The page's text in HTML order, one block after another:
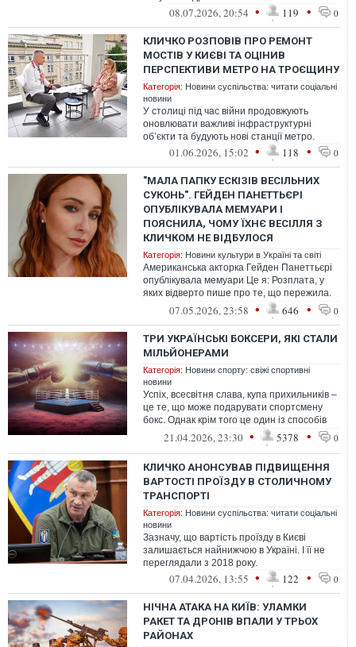
08.07.2026, 20:54 • 119 • 0
КЛИЧКО РОЗПОВІВ ПРО РЕМОНТ
МОСТІВ У КИЄВІ ТА ОЦІНИВ
ПЕРСПЕКТИВИ МЕТРО НА ТРОЄЩИНУ
Категорія: Новини суспільства: читати соціальні
новини
У столиці під час війни продовжують
оновлювати важливі інфраструктурні
об’єкти та будують нові станції метро.
01.06.2026, 15:02 • 118 • 0
"МАЛА ПАПКУ ЕСКІЗІВ ВЕСІЛЬНИХ
СУКОНЬ". ГЕЙДЕН ПАНЕТТЬЄРІ
ОПУБЛІКУВАЛА МЕМУАРИ І
ПОЯСНИЛА, ЧОМУ ЇХНЄ ВЕСІЛЛЯ З
КЛИЧКОМ НЕ ВІДБУЛОСЯ
Категорія: Новини культури в Україні та світі
Американська акторка Гейден Панеттьєрі
опублікувала мемуари Це я: Розплата, у
яких відверто пише про те, що пережила.
Зокрема, про залежність та стосу...
07.05.2026, 23:58 • 646 • 0
ТРИ УКРАЇНСЬКІ БОКСЕРИ, ЯКІ СТАЛИ
МІЛЬЙОНЕРАМИ
Категорія: Новини спорту: свіжі спортивні
новини
Успіх, всесвітня слава, купа прихильників –
це те, що може подарувати спортсмену
бокс. Однак крім того це один із способів
легально розбагатіти.
21.04.2026, 23:30 • 5378 • 0
КЛИЧКО АНОНСУВАВ ПІДВИЩЕННЯ
ВАРТОСТІ ПРОЇЗДУ В СТОЛИЧНОМУ
ТРАНСПОРТІ
Категорія: Новини суспільства: читати соціальні
новини
Зазначу, що вартість проїзду в Києві
залишається найнижчою в Україні. І її не
переглядали з 2018 року.
07.04.2026, 13:55 • 122 • 0
НІЧНА АТАКА НА КИЇВ: УЛАМКИ
РАКЕТ ТА ДРОНІВ ВПАЛИ У ТРЬОХ
РАЙОНАХ